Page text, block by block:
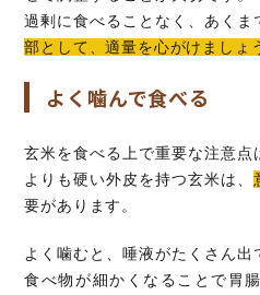
過剰に食べることなく、あくま
部として、適量を心がけましょ
よく噛んで食べる
玄米を食べる上で重要な注意
よりも硬い外皮を持つ玄米は、
要があります。
よく噛むと、唾液がたくさん出
食べ物が細かくなることで胃